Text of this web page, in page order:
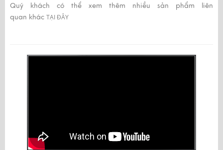
Quý khách có thể xem thêm nhiều sản phẩm liên
quan khác TẠI ĐÂY